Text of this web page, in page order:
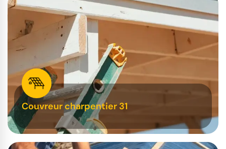
Couvreur charpentier 31